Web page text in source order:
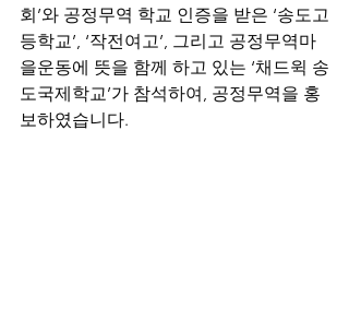
회’와 공정무역 학교 인증을 받은 ‘송도고
등학교’, ‘작전여고’, 그리고 공정무역마
을운동에 뜻을 함께 하고 있는 ‘채드윅 송
도국제학교’가 참석하여, 공정무역을 홍
보하였습니다.